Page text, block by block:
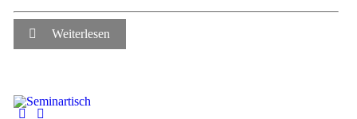
Weiterlesen